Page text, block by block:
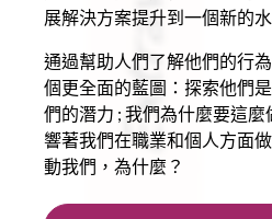
展解決方案提升到一個新的水
通過幫助人們了解他們的行
個更全面的藍圖：探索他們
們的潛力 ; 我們為什麼要這
響著我們在職業和個人方面
動我們，為什麼？